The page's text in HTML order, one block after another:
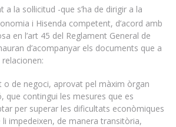
a la sol·licitud -que s’ha de dirigir a la
i Hisenda competent, d’acord amb
en l’art 45 del Reglament General de
d’acompanyar els documents que a
o de negoci, aprovat pel màxim òrgan
que contingui les mesures que es
per superar les dificultats econòmiques
li impedeixen, de manera transitòria,